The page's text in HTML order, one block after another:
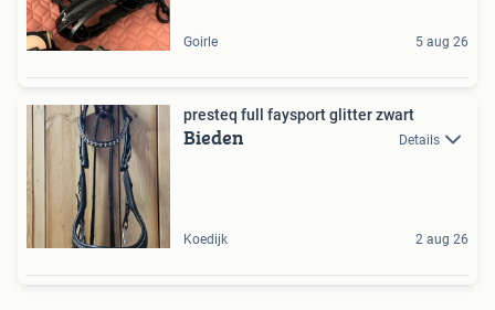
Goirle 5 aug 26
presteq full faysport glitter zwart
Bieden Details
Koedijk 2 aug 26